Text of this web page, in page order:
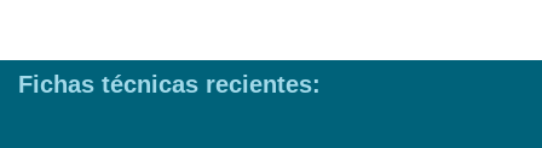
Fichas técnicas recientes: